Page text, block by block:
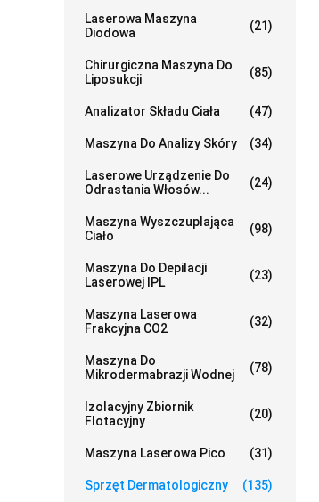
Laserowa Maszyna
Diodowa
(21)
Chirurgiczna Maszyna Do
Liposukcji
(85)
Analizator Składu Ciała (47)
Maszyna Do Analizy Skóry (34)
Laserowe Urządzenie Do
Odrastania Włosów...
(24)
Maszyna Wyszczuplająca
Ciało
(98)
Maszyna Do Depilacji
Laserowej IPL
(23)
Maszyna Laserowa
Frakcyjna CO2
(32)
Maszyna Do
Mikrodermabrazji Wodnej
(78)
Izolacyjny Zbiornik
Flotacyjny
(20)
Maszyna Laserowa Pico (31)
Sprzęt Dermatologiczny (135)